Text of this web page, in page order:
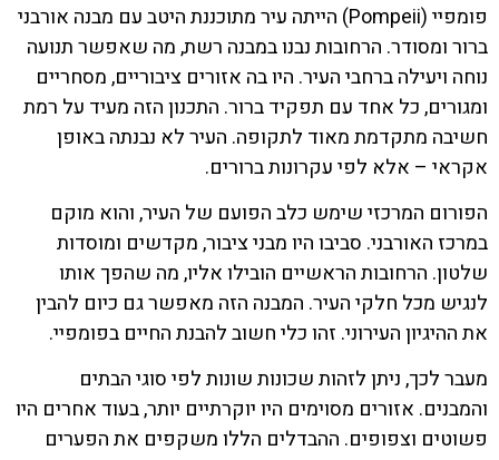
פומפיי (Pompeii) הייתה עיר מתוכננת היטב עם מבנה אורבני
ברור ומסודר. הרחובות נבנו במבנה רשת, מה שאפשר תנועה
נוחה ויעילה ברחבי העיר. היו בה אזורים ציבוריים, מסחריים
ומגורים, כל אחד עם תפקיד ברור. התכנון הזה מעיד על רמת
חשיבה מתקדמת מאוד לתקופה. העיר לא נבנתה באופן
אקראי – אלא לפי עקרונות ברורים.
הפורום המרכזי שימש כלב הפועם של העיר, והוא מוקם
במרכז האורבני. סביבו היו מבני ציבור, מקדשים ומוסדות
שלטון. הרחובות הראשיים הובילו אליו, מה שהפך אותו
לנגיש מכל חלקי העיר. המבנה הזה מאפשר גם כיום להבין
את ההיגיון העירוני. זהו כלי חשוב להבנת החיים בפומפיי.
מעבר לכך, ניתן לזהות שכונות שונות לפי סוגי הבתים
והמבנים. אזורים מסוימים היו יוקרתיים יותר, בעוד אחרים היו
פשוטים וצפופים. ההבדלים הללו משקפים את הפערים